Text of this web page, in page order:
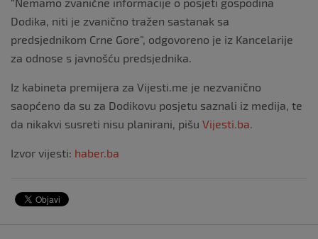
Dodika, niti je zvanično tražen sastanak sa
predsjednikom Crne Gore”, odgovoreno je iz Kancelarije
za odnose s javnošću predsjednika.
Iz kabineta premijera za Vijesti.me je nezvanično
saopćeno da su za Dodikovu posjetu saznali iz medija, te
da nikakvi susreti nisu planirani, pišu Vijesti.ba.
Izvor vijesti: haber.ba